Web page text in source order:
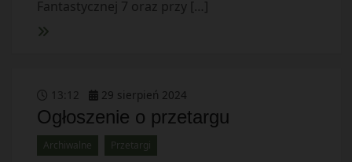
Fantastycznej 7 oraz przy […]
13 12 29 sierpień 2024
Ogłoszenie o przetargu
Archiwalne Przetargi